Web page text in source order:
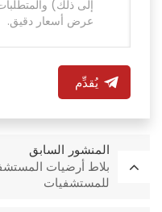
يُقدِّم
المنشور السابق
بلاط أرضيات
للمستشفيات